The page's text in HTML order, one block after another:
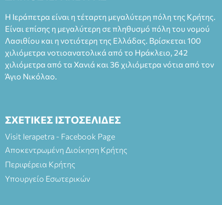
άνω των 65 Προπώληση: Βιβλιοπωλείο Πάπυρος (Πλατεία
Πλαστήρα), E&G Mini market (Δημοκρατίας 39 Ιεράπετρα)
και στο more.com Χώρος: 3ο Γυμνάσιο Ιεράπετρας
(Είσοδος ΕΠΑ.Λ.) Έναρξη 21:15 Οργάνωση: ΚΝΩΣΟΣ
ΘΕΑΤΡΙΚΕΣ ΠΑΡΑΓΩΓΕΣ ΕΕ
Η Ιεράπετρα είναι η τέταρτη μεγαλύτερη πόλη της Κρήτης.
Είναι επίσης η μεγαλύτερη σε πληθυσμό πόλη του νομού
Λασιθίου και η νοτιότερη της Ελλάδας. Βρίσκεται 100
χιλιόμετρα νοτιοανατολικά από το Ηράκλειο, 242
χιλιόμετρα από τα Χανιά και 36 χιλιόμετρα νότια από τον
Άγιο Νικόλαο.
ΣΧΕΤΙΚΕΣ ΙΣΤΟΣΕΛΙΔΕΣ
Visit Ierapetra - Facebook Page
Αποκεντρωμένη Διοίκηση Κρήτης
Περιφέρεια Κρήτης
Υπουργείο Εσωτερικών